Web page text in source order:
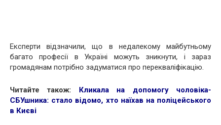
Експерти відзначили, що в недалекому майбутньому
багато професії в Україні можуть зникнути, і зараз
громадянам потрібно задуматися про перекваліфікацію.
Читайте також: Кликала на допомогу чоловіка-
СБУшника: стало відомо, хто наїхав на поліцейського
в Києві